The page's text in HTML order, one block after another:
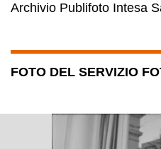
Archivio Publifoto Intesa
FOTO DEL SERVIZIO